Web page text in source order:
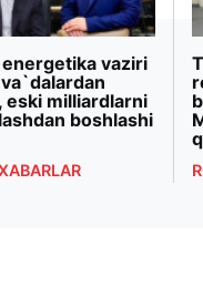
energetika vaziri
eski milliardlarni
boshlashi